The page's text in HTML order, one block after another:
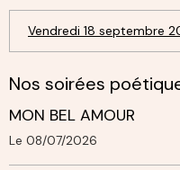
Vendredi 18 septembre
Nos soirées
MON BEL AMOUR
Le 08/07/2026